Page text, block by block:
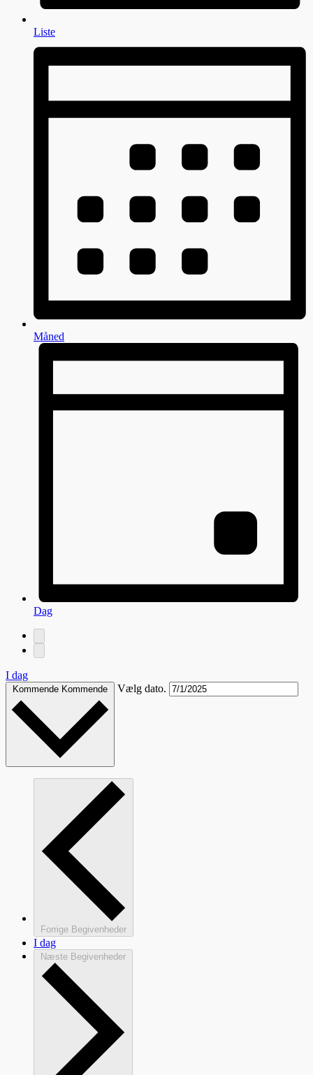
Liste
Måned
Dag
I dag
Kommende Kommende Vælg dato.
Forrige Begivenheder
I dag
Næste Begivenheder